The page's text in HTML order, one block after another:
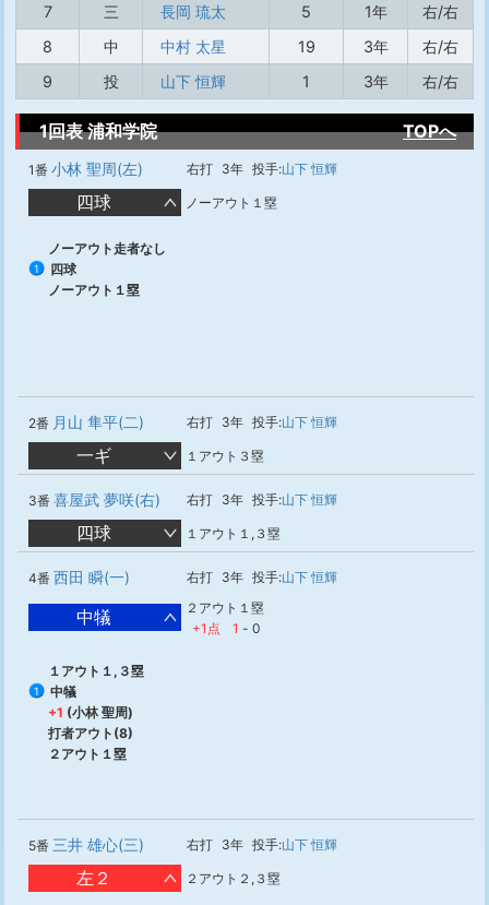
7
三 長岡 琉太 5 1年
右/右
8
中 中村 太星 19 3年
右/右
9
投 山下 恒輝 1 3年 右/右
1回表 浦和学院 TOPへ
1番 小林 聖周(左) 右打 3年 投手:山下 恒輝
四球 ノーアウト１塁
ノーアウト走者なし
1
四球
ノーアウト１塁
2番 月山 隼平(二) 右打 3年 投手:山下 恒輝
一ギ １アウト３塁
3番 喜屋武 夢咲(右) 右打 3年 投手:山下 恒輝
四球 １アウト１,３塁
4番 西田 瞬(一) 右打 3年 投手:山下 恒輝
中犠
２アウト１塁
+1点
1 - 0
１アウト１,３塁
1
中犠
+1 (小林 聖周)
打者アウト(8)
２アウト１塁
5番 三井 雄心(三) 右打 3年 投手:山下 恒輝
左２ ２アウト２,３塁